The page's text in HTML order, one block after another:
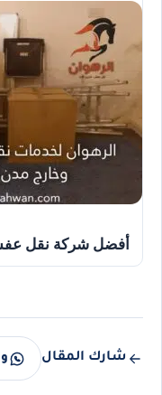
أفضل شركة نقل
شارك المقال